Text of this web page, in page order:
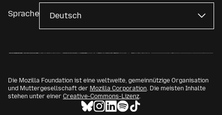
Sprache
Die Mozilla Foundation ist eine weltweite, gemeinnützige Organisation
und Muttergesellschaft der Mozilla Corporation. Die meisten Inhalte
stehen unter einer Creative-Commons-Lizenz.